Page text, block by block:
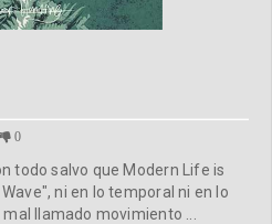
0
todo salvo que Modern Life is
ni en lo temporal ni en lo
llamado movimiento ...